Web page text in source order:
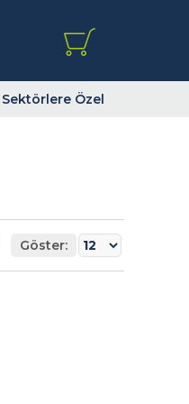
Sektörlere Özel
Göster: